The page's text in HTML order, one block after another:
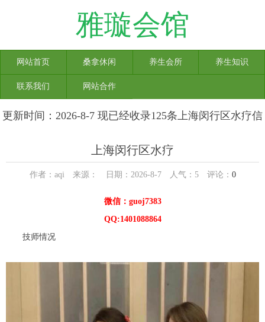
雅璇会馆
网站首页 桑拿休闲 养生会所 养生知识
联系我们 网站合作
更新时间：2026-8-7 现已经收录125条上海闵行区水疗信
上海闵行区水疗
作者：aqi 来源： 日期：2026-8-7 人气： 5评论： 0
微信：guoj7383
QQ:1401088864
技师情况